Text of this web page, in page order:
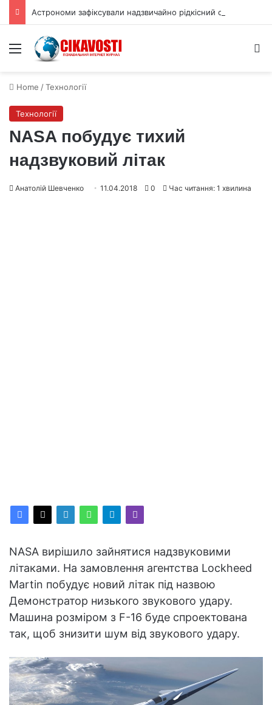
Menu
Home /Технології
Технології
NASA побудує тихий
надзвуковий літак
Анатолій Шевченко 11.04.2018 0 Час читання: 1 хвилина
NASA вирішило зайнятися надзвуковими
літаками. На замовлення агентства Lockheed
Martin побудує новий літак під назвою
Демонстратор низького звукового удару.
Машина розміром з F-16 буде спроектована
так, щоб знизити шум від звукового удару.